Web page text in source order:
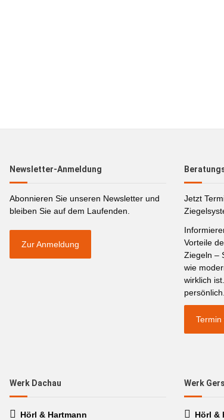
Newsletter-Anmeldung
Abonnieren Sie unseren Newsletter und
bleiben Sie auf dem Laufenden.
Zur Anmeldung
Jetzt
Vorteile
Ziegeln –
wie
wirklich
persönlich.
Werk Dachau
Hörl & Hartmann
Werk
Hörl &